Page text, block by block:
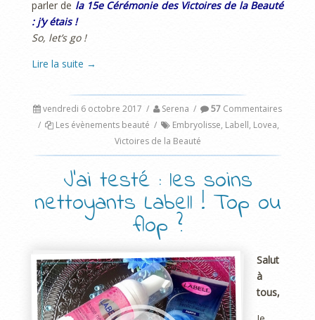
parler de la 15e Cérémonie des Victoires de la Beauté
: j’y étais !
So, let’s go !
Lire la suite →
vendredi 6 octobre 2017 / Serena / 57 Commentaires
/
Les évènements beauté / Embryolisse, Labell, Lovea,
Victoires de la Beauté
J’ai testé : les soins
nettoyants Labell ! Top ou
flop ?
Salut
à
tous,